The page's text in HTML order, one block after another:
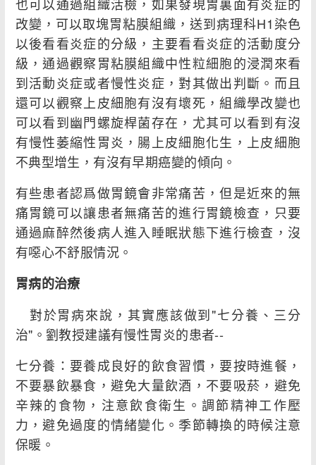
改變，可以取塊胃粘膜組織，送到病理科H1染色
以後看看炎症的分級，主要看看炎症的活動度分
級，通過觀察胃粘膜組織中性粒細胞的浸潤來看
到活動炎症或者慢性炎症，對其做出判斷。而且
還可以觀察上皮細胞有沒有壞死，組織學改變也
可以看到幽門螺旋桿菌存在，尤其可以看到有沒
有慢性萎縮性胃炎，腸上皮細胞化生，上皮細胞
不典型增生，有沒有早期癌變的傾向。
有些患者認爲做胃鏡會非常痛苦，但是近來的無
痛胃鏡可以讓患者無痛苦的進行胃鏡檢查，只要
通過麻醉然後病人進入睡眠狀態下進行檢查，沒
有噁心不舒服情況。
胃病的治療
對於胃病來說，其實應該做到"七分養、三分
治"。劉教授建議有慢性胃炎的患者--
七分養：要養成良好的飲食習慣，要按時進餐，
不要暴飲暴食，避免大量飲酒，不要吸菸，避免
辛辣的食物，注意飲食衛生。調節精神工作壓
力，避免過度的情緒變化。季節轉換的時候注意
保暖。